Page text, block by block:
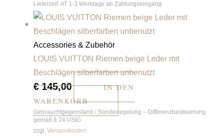
Lieferzeit: AT 1-3 Werktage ab Zahlungseingang
Accessories & Zubehör
LOUIS VUITTON Riemen beige Leder mit
Beschlägen silberfarben unbenutzt
€145,00
IN DEN
WARENKORB
Gebrauchtgegenstand / Sonderregelung – Differenzbesteuerung
gemäß § 24 UStG
zzgl. Versandkosten